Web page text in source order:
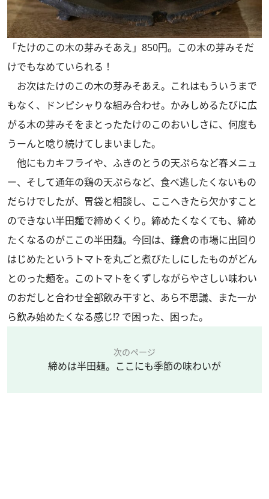
「たけのこの木の芽みそあえ」850円。この木の芽みそだ
けでもなめていられる！
お次はたけのこの木の芽みそあえ。これはもういうまで
もなく、ドンピシャりな組み合わせ。かみしめるたびに広
がる木の芽みそをまとったたけのこのおいしさに、何度も
うーんと唸り続けてしまいました。
他にもカキフライや、ふきのとうの天ぷらなど春メニュ
ー、そして通年の鶏の天ぷらなど、食べ逃したくないもの
だらけでしたが、胃袋と相談し、ここへきたら欠かすこと
のできない半田麺で締めくくり。締めたくなくても、締め
たくなるのがここの半田麺。今回は、鎌倉の市場に出回り
はじめたというトマトを丸ごと煮びたしにしたものがどん
とのった麺を。このトマトをくずしながらやさしい味わい
のおだしと合わせ全部飲み干すと、あら不思議、また一か
ら飲み始めたくなる感じ!? で困った、困った。
次のページ
締めは半田麺。ここにも季節の味わいが